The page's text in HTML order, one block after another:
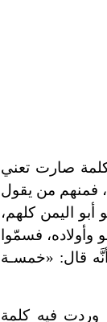
صارت تعني
فمنهم من يقول
اليمن كلهم،
وأولاده، فسمّوا
أنَّه قال: «خمسـة
وردت فيه كلمة